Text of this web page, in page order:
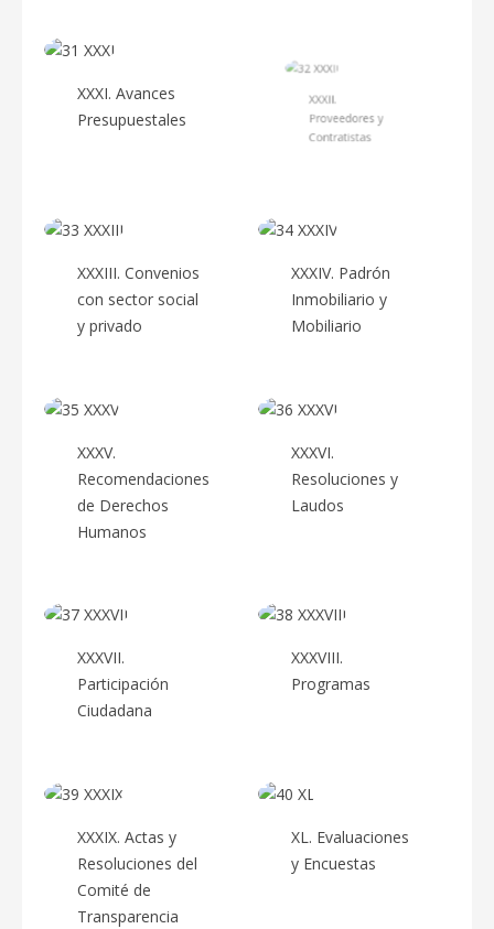
XXXI. Avances
Presupuestales
XXXII.
Proveedores y
Contratistas
XXXIII. Convenios
con sector social
y privado
XXXIV. Padrón
Inmobiliario y
Mobiliario
XXXV.
Recomendaciones
de Derechos
Humanos
XXXVI.
Resoluciones y
Laudos
XXXVII.
Participación
Ciudadana
XXXVIII.
Programas
XXXIX. Actas y
Resoluciones del
Comité de
Transparencia
XL. Evaluaciones
y Encuestas